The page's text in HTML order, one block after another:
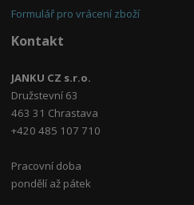
Formulář pro vrácení zboží
Kontakt
JANKU CZ s.r.o.
Družstevní 63
463 31 Chrastava
+420 485 107 710
Pracovní doba
pondělí až pátek